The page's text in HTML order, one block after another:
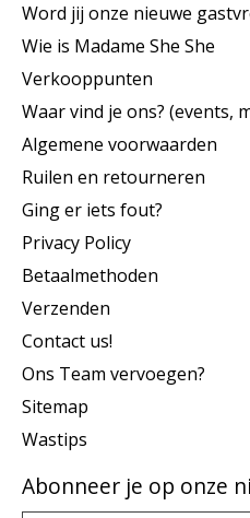
Word jij onze nieuwe
Wie is Madame She She
Verkooppunten
Waar vind je ons? (events,
Algemene voorwaarden
Ruilen en retourneren
Ging er iets fout?
Privacy Policy
Betaalmethoden
Verzenden
Contact us!
Ons Team vervoegen?
Sitemap
Wastips
Abonneer je op onze